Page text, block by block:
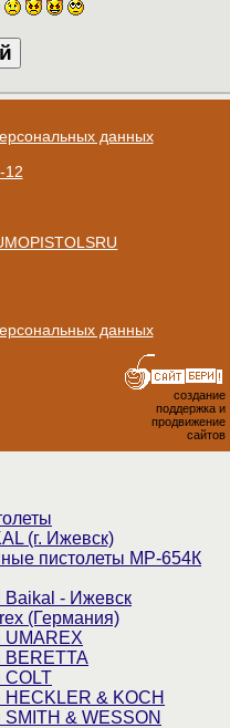
данных
12
данных
создание
поддержка и
продвижение
сайтов
(г. Ижевск)
пистолеты МР-654К
Baikal - Ижевск
(Германия)
UMAREX
BERETTA
COLT
HECKLER & KOCH
SMITH & WESSON